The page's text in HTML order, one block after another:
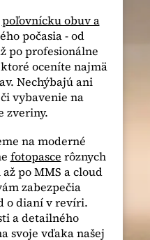
poľovnícku obuv a
počasia - od
po profesionálne
oceníte najmä
Nechýbajú ani
vybavenie na
zveriny.
na moderné
fotopasce rôznych
po MMS a cloud
zabezpečia
o dianí v revíri.
a detailného
svoje vďaka našej